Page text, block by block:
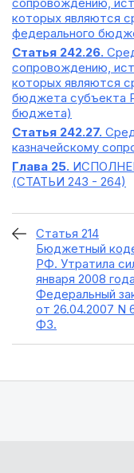
которых являются
федерального
Статья 242.26.
сопровождению,
которых являются
бюджета субъекта
бюджета)
Статья 242.27.
казначейскому
Глава 25.
(СТАТЬИ 243 - 264)
Статья 214
Бюджетный
РФ. Утратила
января 2008
Федеральный
от 26.04.2007 N
ФЗ.